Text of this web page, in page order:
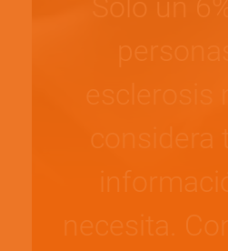
considera
necesita.